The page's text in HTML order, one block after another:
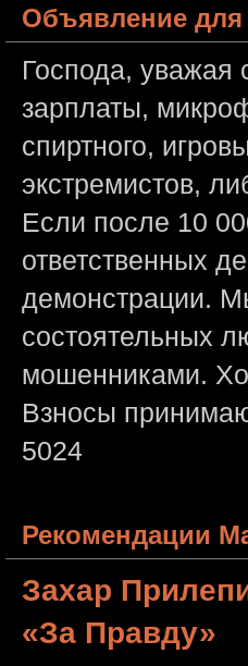
Объявление для
Господа,
зарплаты,
спиртного,
экстремистов,
Если после 10
ответственных
демонстрации.
состоятельных
мошенниками.
Взносы
5024
Рекомендации
Захар
«За Правду»